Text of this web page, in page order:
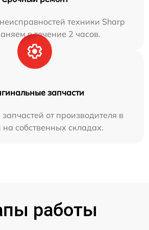
техники Sharp
в течение 2 часов.
запчасти
от производителя в
собственных складах.
работы